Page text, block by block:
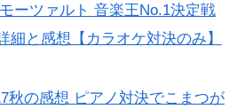
ーツァルト 音楽王No.1決定戦
細と感想【カラオケ対決のみ】
秋の感想 ピアノ対決でこまつが